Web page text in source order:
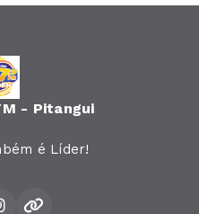
- Pitangui
é Líder!